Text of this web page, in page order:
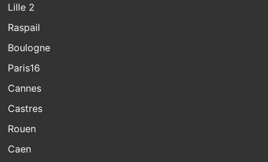
Lille 2
Raspail
Boulogne
Paris16
Cannes
Castres
Rouen
Caen